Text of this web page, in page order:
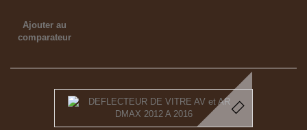
Ajouter au
comparateur